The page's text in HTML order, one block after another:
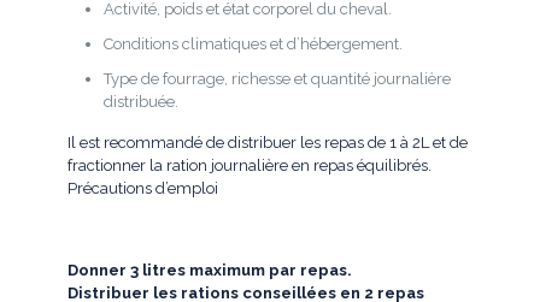
Activité, poids et état corporel du cheval.
Conditions climatiques et d’hébergement.
Type de fourrage, richesse et quantité journalière
distribuée.
Il est recommandé de distribuer les repas de 1 à 2L et de
fractionner la ration journalière en repas équilibrés.
Précautions d’emploi
Donner 3 litres maximum par repas.
Distribuer les rations conseillées en 2 repas